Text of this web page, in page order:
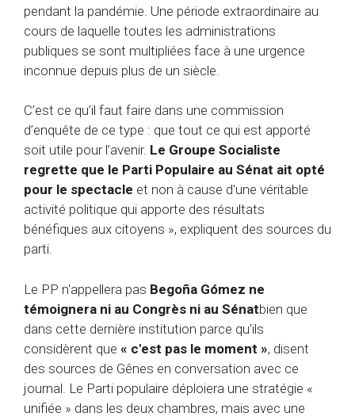
pendant la pandémie. Une période extraordinaire au
cours de laquelle toutes les administrations
publiques se sont multipliées face à une urgence
inconnue depuis plus de un siècle.
C’est ce qu’il faut faire dans une commission
d’enquête de ce type : que tout ce qui est apporté
soit utile pour l’avenir. Le Groupe Socialiste
regrette que le Parti Populaire au Sénat ait opté
pour le spectacle et non à cause d'une véritable
activité politique qui apporte des résultats
bénéfiques aux citoyens », expliquent des sources du
parti.
Le PP n'appellera pas Begoña Gómez ne
témoignera ni au Congrès ni au Sénatbien que
dans cette dernière institution parce qu'ils
considèrent que « c'est pas le moment », disent
des sources de Gênes en conversation avec ce
journal. Le Parti populaire déploiera une stratégie «
unifiée » dans les deux chambres, mais avec une